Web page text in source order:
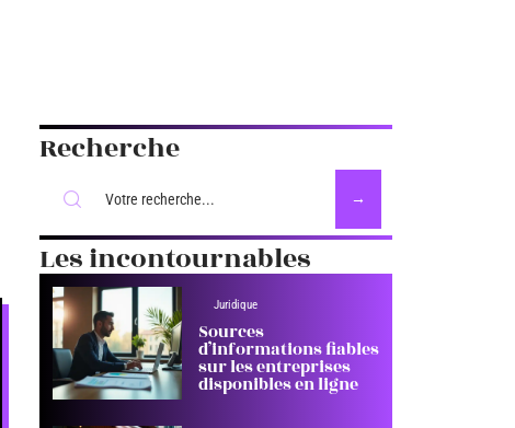
Recherche
Les incontournables
Juridique
Sources
d’informations fiables
sur les entreprises
disponibles en ligne